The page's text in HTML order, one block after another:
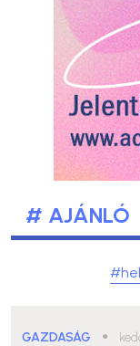
# AJÁNLÓ
GAZDASÁG ●